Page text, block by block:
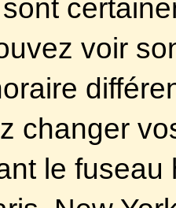
je changer
ne pouvez
(le titre d'un
dans les sujets
selon le thème